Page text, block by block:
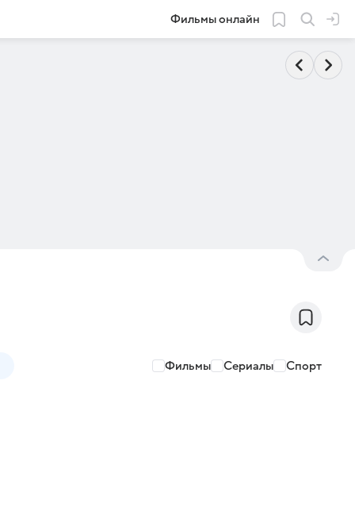
Фильмы онлайн
Фильмы Сериалы Спорт